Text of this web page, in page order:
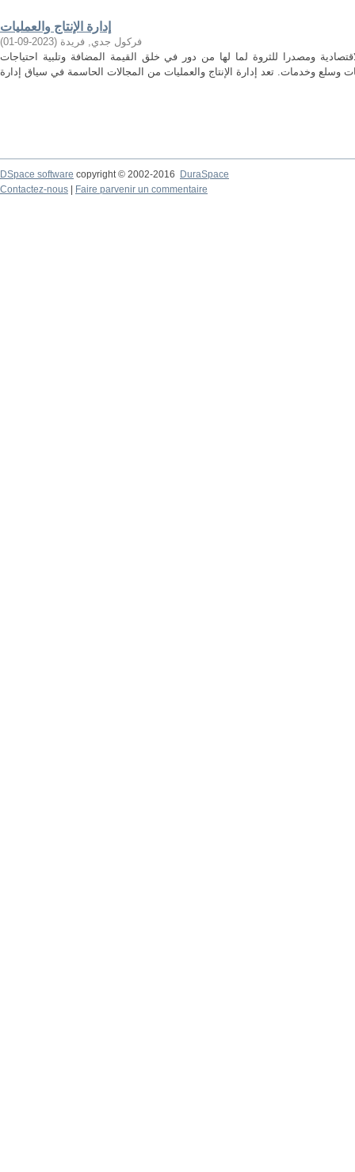
إدارة الإنتاج والعمليات
فركول جدي, فريدة (
2023-09-01
)
ومصدرا للثروة لما لها من دور في خلق القيمة المضافة وتلبية احتياجات
DSpace software copyright © 2002-2016
DuraSpace
Contactez-nous
Faire parvenir un commentaire